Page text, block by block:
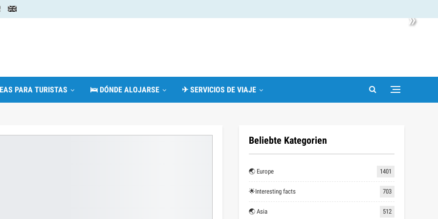
»
PARA TURISTAS 🛌 DÓNDE ALOJARSE ✈ SERVICIOS DE VIAJE
Beliebte Kategorien
🌏 Europe 1401
🌟Interesting facts 703
🌏 Asia 512